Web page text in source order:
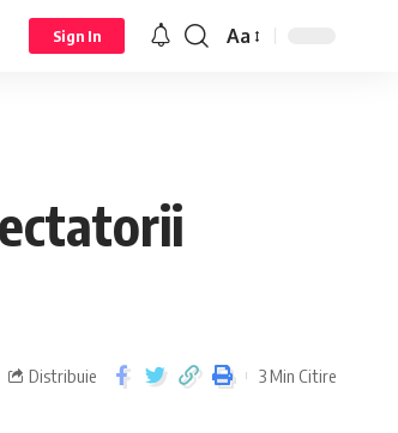
Sign In Aa
Distribuie 3 Min Citire